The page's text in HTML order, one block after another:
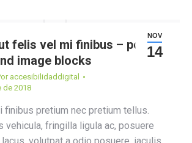
NOV
14
felis vel mi finibus – post
image blocks
accesibilidaddigital
de 2018
finibus pretium nec pretium tellus.
vehicula, fringilla ligula ac, posuere